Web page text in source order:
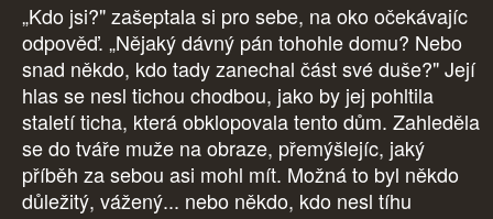
„Kdo jsi?" zašeptala si pro sebe, na oko očekávajíc
odpověď. „Nějaký dávný pán tohohle domu? Nebo
snad někdo, kdo tady zanechal část své duše?" Její
hlas se nesl tichou chodbou, jako by jej pohltila
staletí ticha, která obklopovala tento dům. Zahleděla
se do tváře muže na obraze, přemýšlejíc, jaký
příběh za sebou asi mohl mít. Možná to byl někdo
důležitý, vážený... nebo někdo, kdo nesl tíhu